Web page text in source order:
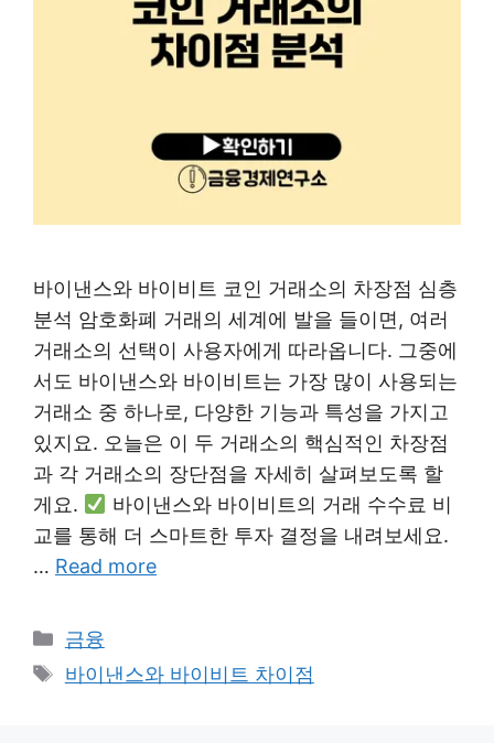
바이낸스와 바이비트 코인 거래소의 차장점 심층
분석 암호화폐 거래의 세계에 발을 들이면, 여러
거래소의 선택이 사용자에게 따라옵니다. 그중에
서도 바이낸스와 바이비트는 가장 많이 사용되는
거래소 중 하나로, 다양한 기능과 특성을 가지고
있지요. 오늘은 이 두 거래소의 핵심적인 차장점
과 각 거래소의 장단점을 자세히 살펴보도록 할
게요.
바이낸스와 바이비트의 거래 수수료 비
교를 통해 더 스마트한 투자 결정을 내려보세요.
… Read more
Categories
금융
Tags
바이낸스와 바이비트 차이점